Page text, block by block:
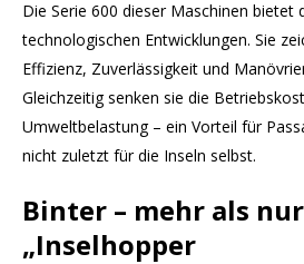
Die Serie 600 dieser Maschinen bietet
technologischen Entwicklungen. Sie
Effizienz, Zuverlässigkeit und
Gleichzeitig senken sie die
Umweltbelastung – ein Vorteil für
nicht zuletzt für die Inseln selbst.
Binter – mehr als nur
„Inselhopper